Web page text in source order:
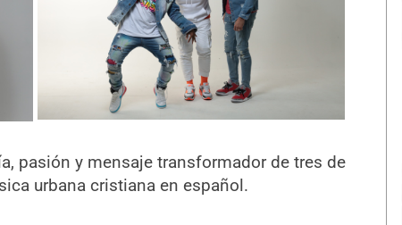
pasión y mensaje transformador de tres de
urbana cristiana en español.